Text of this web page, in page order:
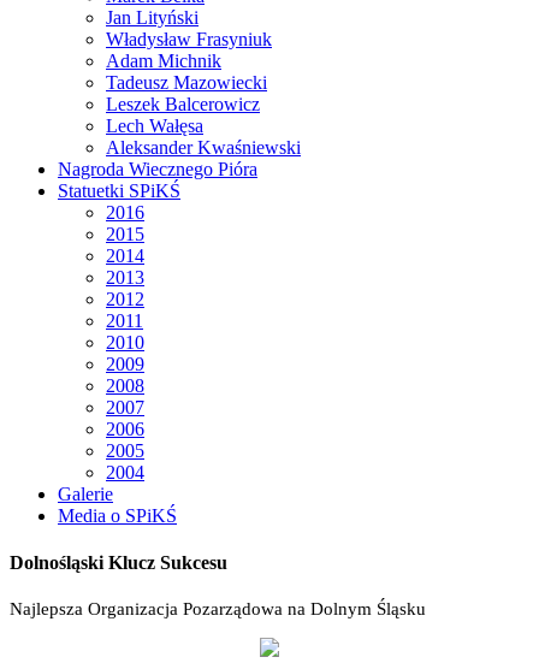
Jan Lityński
Władysław Frasyniuk
Adam Michnik
Tadeusz Mazowiecki
Leszek Balcerowicz
Lech Wałęsa
Aleksander Kwaśniewski
Nagroda Wiecznego Pióra
Statuetki SPiKŚ
2016
2015
2014
2013
2012
2011
2010
2009
2008
2007
2006
2005
2004
Galerie
Media o SPiKŚ
Dolnośląski Klucz Sukcesu
Najlepsza Organizacja Pozarządowa na Dolnym Śląsku